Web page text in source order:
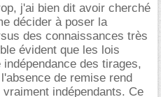
j'ai bien dit avoir cherché
décider à poser la
des connaissances très
évident que les lois
des tirages,
de remise rend
indépendants. Ce